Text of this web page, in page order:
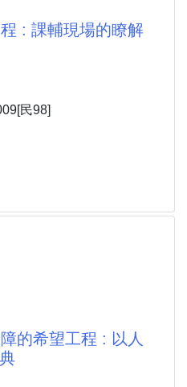
: 課輔現場的瞭解
民98]
的希望工程 : 以人